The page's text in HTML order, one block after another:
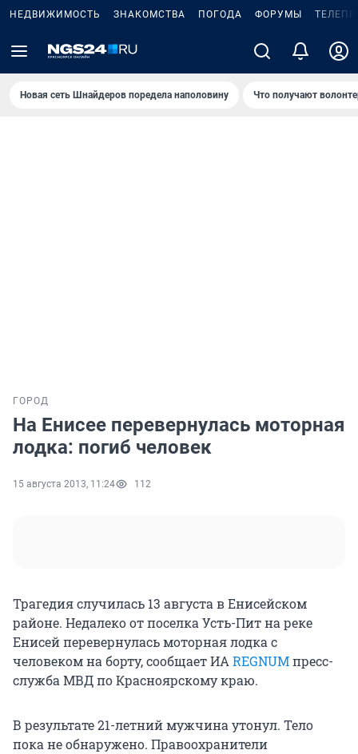
НЕДВИЖИМОСТЬ ЗНАКОМСТВА ПОГОДА ФОРУМЫ
Новая сеть Шнайдеров поредела наполовину Что получают
ГОРОД
На Енисее перевернулась моторная
лодка: погиб человек
15 августа 2013, 11:24 112
Трагедия случилась 13 августа в Енисейском
районе. Недалеко от поселка Усть-Пит на реке
Енисей перевернулась моторная лодка с
человеком на борту, сообщает ИА REGNUMпресс-
служба МВД по Красноярскому краю.
В результате 21-летний мужчина утонул. Тело
пока не обнаружено. Правоохранители